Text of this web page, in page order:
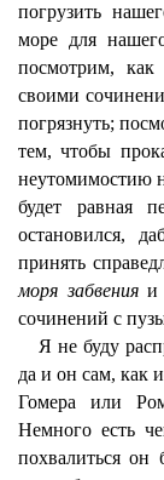
погрузить
море для
посмотрим, как
своими
погрязнуть;
тем, чтобы
неутомимостию
будет равная
остановился,
принять
моря забвения и
сочинений с
Я не буду
да и он сам, как
Гомера или
Немного есть
похвалиться